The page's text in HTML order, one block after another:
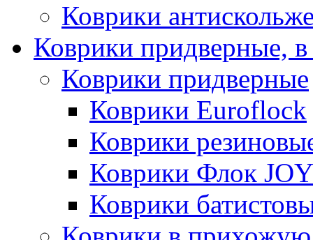
Коврики
Коврики придверные,
Коврики придверные
Коврики Euroflock
Коврики
Коврики Флок
Коврики